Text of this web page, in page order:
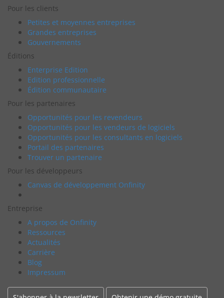
Pour les clients
Petites et moyennes entreprises
Grandes entreprises
Gouvernements
Éditions
Enterprise Edition
Edition professionnelle
Édition communautaire
Pour les partenaires
Opportunités pour les revendeurs
Opportunités pour les vendeurs de logiciels
Opportunités pour les consultants en logiciels
Portail des partenaires
Trouver un partenaire
Pour les développeurs
Canvas de développement Onfinity
Entreprise
A propos de Onfinity
Ressources
Actualités
Carrière
Blog
Impressum